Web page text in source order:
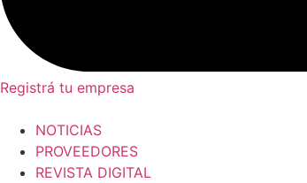
Registrá tu empresa
NOTICIAS
PROVEEDORES
REVISTA DIGITAL